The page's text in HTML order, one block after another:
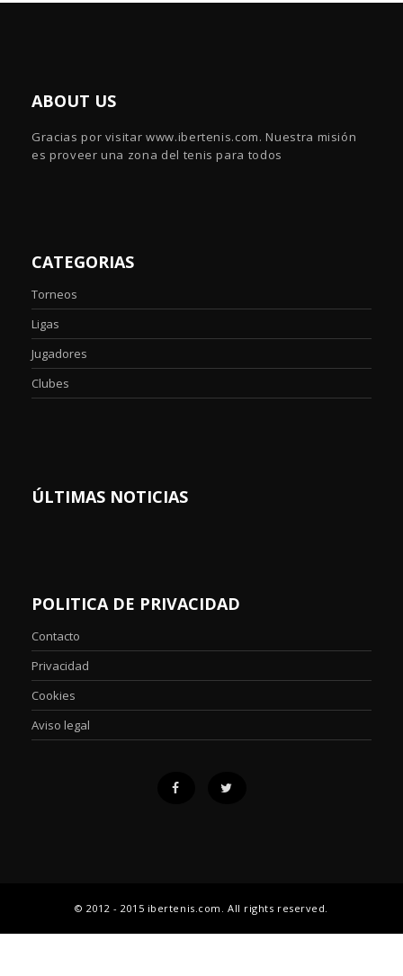
ABOUT US
Gracias por visitar www.ibertenis.com. Nuestra misión
es proveer una zona del tenis para todos
CATEGORIAS
Torneos
Ligas
Jugadores
Clubes
ÚLTIMAS NOTICIAS
POLITICA DE PRIVACIDAD
Contacto
Privacidad
Cookies
Aviso legal
© 2012 - 2015 ibertenis.com. All rights reserved.